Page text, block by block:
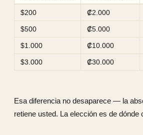
$200 ₡2.000
$500 ₡5.000
$1.000 ₡10.000
$3.000 ₡30.000
Esa diferencia no desaparece — la
retiene usted. La elección es de dónde